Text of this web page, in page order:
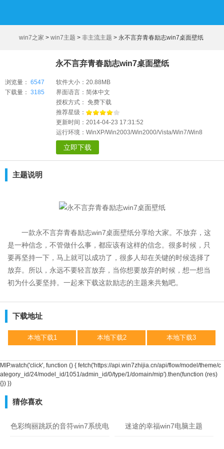
win7之家 > win7主题 > 非主流主题 > 永不言弃青春励志win7桌面壁纸
永不言弃青春励志win7桌面壁纸
浏览量： 6547
下载量： 3185
软件大小：20.88MB
界面语言：简体中文
授权方式： 免费下载
推荐星级：
更新时间：2014-04-23 17:31:52
运行环境：WinXP/Win2003/Win2000/Vista/Win7/Win8
立即下载
主题说明
一款永不言弃青春励志win7桌面壁纸分享给大家。不放弃，这
是一种信念，不管做什么事，都应该有这样的信念。很多时候，只
要再坚持一下，马上就可以成功了，很多人却在关键的时候选择了
放弃。所以，永远不要轻言放弃，当你想要放弃的时候，想一想当
初为什么要坚持。一起来下载这款励志的主题来共勉吧。
下载地址
本地下载1 本地下载2 本地下载3
MIP.watch('click', function () { fetch('https://api.win7zhijia.cn/api/flow/model/theme/c
ategory_id/24/model_id/1051/admin_id/0/type/1/domain/mip').then(function (res)
{}) })
猜你喜欢
色彩绚丽跳跃的音符win7系统电 迷途的幸福win7电脑主题